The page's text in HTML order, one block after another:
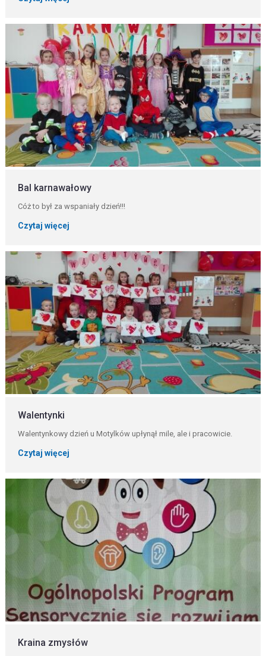
Bal karnawałowy
Cóż to był za wspaniały dzień!!!
Czytaj więcej
Walentynki
Walentynkowy dzień u Motylków upłynął mile, ale i pracowicie.
Czytaj więcej
Kraina zmysłów